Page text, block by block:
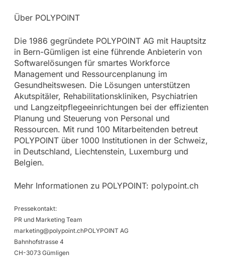
Über POLYPOINT
Die 1986 gegründete POLYPOINT AG mit Hauptsitz
in Bern-Gümligen ist eine führende Anbieterin von
Softwarelösungen für smartes Workforce
Management und Ressourcenplanung im
Gesundheitswesen. Die Lösungen unterstützen
Akutspitäler, Rehabilitationskliniken, Psychiatrien
und Langzeitpflegeeinrichtungen bei der effizienten
Planung und Steuerung von Personal und
Ressourcen. Mit rund 100 Mitarbeitenden betreut
POLYPOINT über 1000 Institutionen in der Schweiz,
in Deutschland, Liechtenstein, Luxemburg und
Belgien.
Mehr Informationen zu POLYPOINT: polypoint.ch
Pressekontakt:
PR und Marketing Team
marketing@polypoint.chPOLYPOINTAG
Bahnhofstrasse 4
CH-3073 Gümligen